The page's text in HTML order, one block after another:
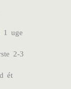
1 uge
2-3
ét